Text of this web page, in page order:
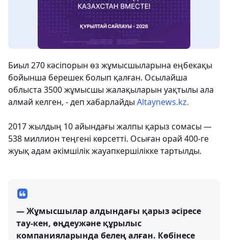
Биыл 270 кәсіпорын өз жұмысшыларына еңбекақы
бойынша берешек болып қалған. Осылайша
облыста 3500 жұмысшы жалақыларын уақтылы ала
алмай келген, - деп хабарлайды Altaynews.kz.
2017 жылдың 10 айындағы жалпы қарыз сомасы —
538 миллион теңгені көрсетті. Осыған орай 400-ге
жуық адам әкімшілік жауапкершілікке тартылды.
— Жұмысшылар алдындағы қарыз әсіресе
тау-кен, өңдеужәне құрылыс
компанияларында белең алған. Көбінесе